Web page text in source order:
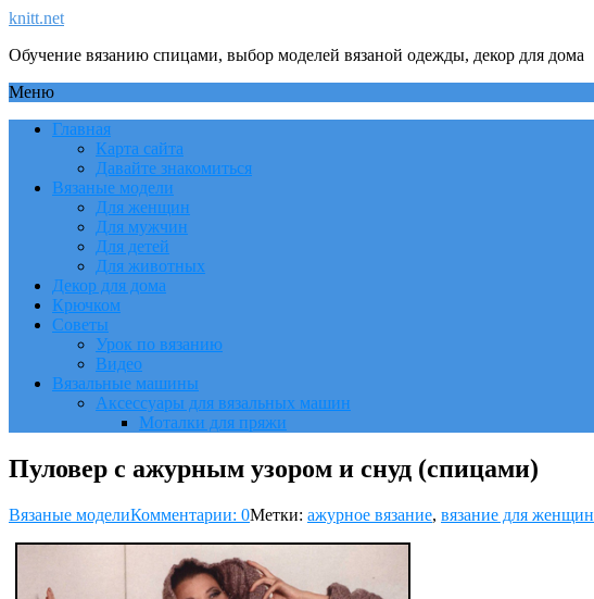
knitt.net
Обучение вязанию спицами, выбор моделей вязаной одежды, декор для дома
Меню
Главная
Карта сайта
Давайте знакомиться
Вязаные модели
Для женщин
Для мужчин
Для детей
Для животных
Декор для дома
Крючком
Советы
Урок по вязанию
Видео
Вязальные машины
Аксессуары для вязальных машин
Моталки для пряжи
Пуловер с ажурным узором и снуд (спицами)
Вязаные моделиКомментарии: 0Метки: ажурное вязание, вязание для женщин